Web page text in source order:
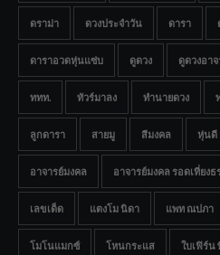
ดราม่า ดวงประจำวัน ดารา
ดาราอวดหุ่นแซ่บ ดูดวง ดูดวงอา
ททท. ทัวร์มาลง ทำนายดวง
ลูกดารา สายมู สีมงคล หุ่นดี
อาจารย์มงคล อาจารย์มงคล รอดเที่ยงธ
เลขเด็ด แตงโม นิดา แพท ณปภา
โมโนแมกซ์ โหนกระแส ใบเฟิร์น